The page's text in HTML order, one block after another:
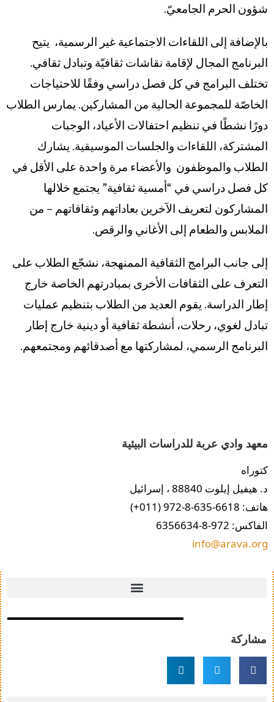
شؤون الحرم الجامعيّ.
بالإضافة إلى اللقاءات الاجتماعية غير الرسمية، يتيح
البرنامج المجال لإقامة نقاشات ثقافيّة وتبادل ثقافي.
تختلف البرامج في كل فصل دراسي وفقًا للاحتياجات
الخاصّة للمجموعة الحالية من المشاركين. يمارس الطلاب
دورًا نشطًا في تنظيم احتفالات الأعياد، الوجبات
المشتركة، اللقاءات والجلسات الموسيقية. يشارك
الطلاب والموظفون والأعضاء مرة واحدة على الأقل في
كل فصل دراسي في “أمسية ثقافية” يجتمع خلالها
المشاركون لتعريف الآخرين بعاداتهم وثقافاتهم – من
الملابس والطعام إلى الأغاني والرقص.
إلى جانب البرامج الثقافية الممنهجة، نشجّع الطلاب على
التعرف على الثقافات الأخرى بمبادرتهم الخاصة خارج
إطار الدراسة. يقوم العديد من الطلاب بتنظيم عمليات
تبادل لغوي، رحلات، أنشطة ثقافية أو دينية خارج إطار
البرنامج الرسمي، لمشاركتها مع أصدقائهم ومجتمعهم.
معهد وادي عربة للدراسات البيئية
كتوراه
د. هيفيل إيلوت 88840 ، إسرائيل
هاتف: 6618-635-8-972 (011+)
الفاكس: 972-8-6356634
info@arava.org
مشاركة